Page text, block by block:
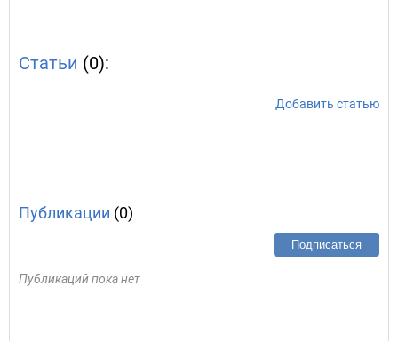
Статьи (0):
Добавить статью
Публикации (0)
Подписаться
Публикаций пока нет